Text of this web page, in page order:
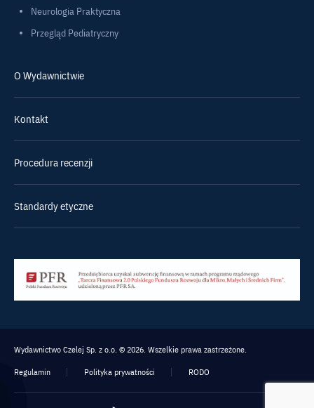
Neurologia Praktyczna
Przegląd Pediatryczny
O Wydawnictwie
Kontakt
Procedura recenzji
Standardy etyczne
Wydawnictwo Czelej Sp. z o.o. © 2026. Wszelkie prawa zastrzeżone.
Regulamin Polityka prywatności RODO